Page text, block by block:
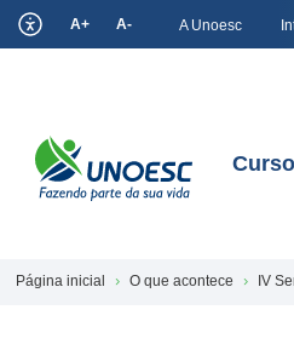
A+ A- A Unoesc
Página inicial O que acontece IV